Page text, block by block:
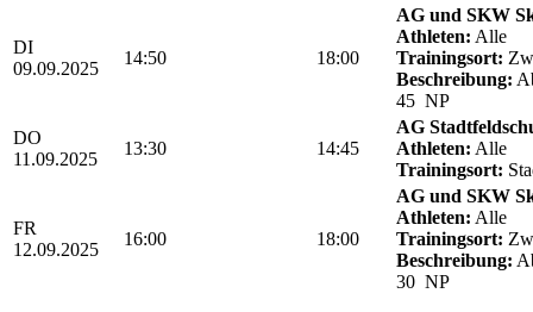
DI
09.09.2025
14:50 18:00
AG und SKW
Athleten: Alle
Trainingsort:
Beschreibung:
45 NP
DO
11.09.2025
13:30 14:45
AG
Athleten: Alle
Trainingsort:
FR
12.09.2025
16:00 18:00
AG und SKW
Athleten: Alle
Trainingsort:
Beschreibung:
30 NP